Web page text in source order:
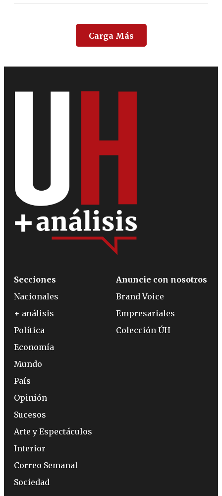
Carga Más
Secciones
Nacionales
+ análisis
Política
Economía
Mundo
País
Opinión
Sucesos
Arte y Espectáculos
Interior
Correo Semanal
Sociedad
Anuncie con nosotros
Brand Voice
Empresariales
Colección ÚH